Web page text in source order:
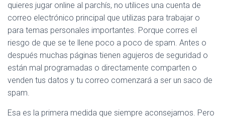
quieres jugar online al parchís, no utilices una cuenta de
correo electrónico principal que utilizas para trabajar o
para temas personales importantes. Porque corres el
riesgo de que se te llene poco a poco de spam. Antes o
después muchas páginas tienen agujeros de seguridad o
están mal programadas o directamente comparten o
venden tus datos y tu correo comenzará a ser un saco de
spam.
Esa es la primera medida que siempre aconsejamos. Pero